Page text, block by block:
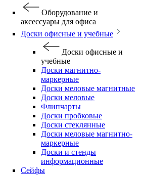
Оборудование и
аксессуары для офиса
Доски офисные и учебные
Доски офисные и
учебные
Доски магнитно-
маркерные
Доски меловые магнитные
Доски меловые
Флипчарты
Доски пробковые
Доски стеклянные
Доски меловые магнитно-
маркерные
Доски и стенды
информационные
Сейфы